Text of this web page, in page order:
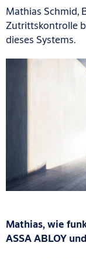
Mathias Schmid,
Zutrittskontrolle
dieses Systems.
Mathias, wie
ASSA ABLOY